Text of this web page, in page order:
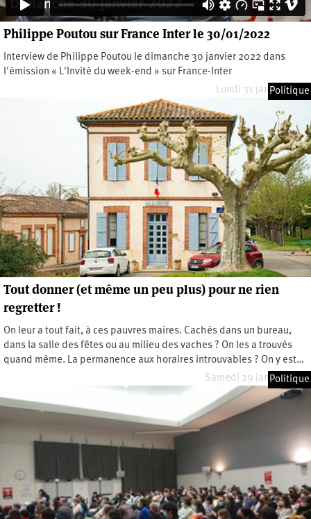
Philippe Poutou sur France Inter le 30/01/2022
Interview de Philippe Poutou le dimanche 30 janvier 2022 dans
l'émission « L'Invité du week-end » sur France-Inter
Lundi 31 janvier 2022
Politique
Tout donner (et même un peu plus) pour ne rien
regretter !
On leur a tout fait, à ces pauvres maires. Cachés dans un bureau,
dans la salle des fêtes ou au milieu des vaches ? On les a trouvés
quand même. La permanence aux horaires introuvables ? On y est…
Samedi 29 janvier 2022
Politique